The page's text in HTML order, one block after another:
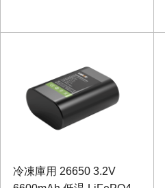
冷凍庫用 26650 3.2V